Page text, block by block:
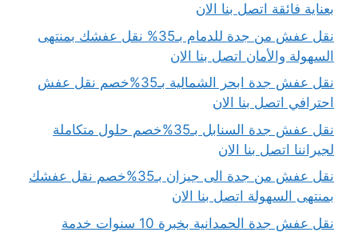
بعناية فائقة اتصل بنا الان
نقل عفش من جدة للدمام بـ35% نقل عفشك بمنتهى
السهولة والأمان اتصل بنا الان
نقل عفش جدة ابحر الشمالية بـ35%خصم نقل عفش
احترافي اتصل بنا الان
نقل عفش جدة السنابل بـ35%خصم حلول متكاملة
لجيراننا اتصل بنا الان
نقل عفش من جدة الى جيزان بـ35%خصم نقل عفشك
بمنتهى السهولة اتصل بنا الان
نقل عفش جدة الحمدانية بخبرة 10 سنوات خدمة